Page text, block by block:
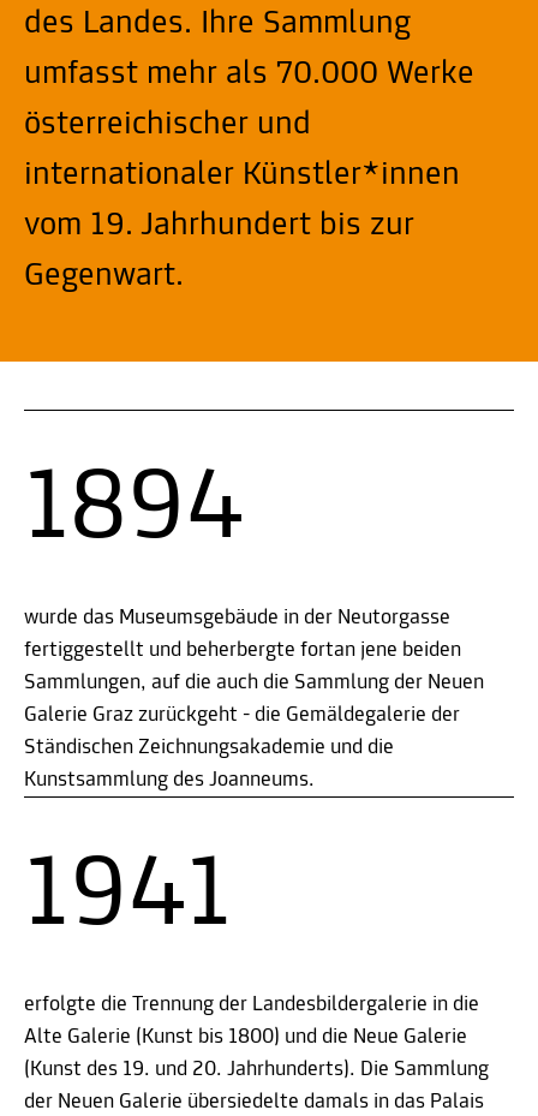
des Landes. Ihre Sammlung
umfasst mehr als 70.000 Werke
österreichischer und
internationaler Künstler*innen
vom 19. Jahrhundert bis zur
Gegenwart.
1894
wurde das Museumsgebäude in der Neutorgasse
fertiggestellt und beherbergte fortan jene beiden
Sammlungen, auf die auch die Sammlung der Neuen
Galerie Graz zurückgeht - die Gemäldegalerie der
Ständischen Zeichnungsakademie und die
Kunstsammlung des Joanneums.
1941
erfolgte die Trennung der Landesbildergalerie in die
Alte Galerie (Kunst bis 1800) und die Neue Galerie
(Kunst des 19. und 20. Jahrhunderts). Die Sammlung
der Neuen Galerie übersiedelte damals in das Palais